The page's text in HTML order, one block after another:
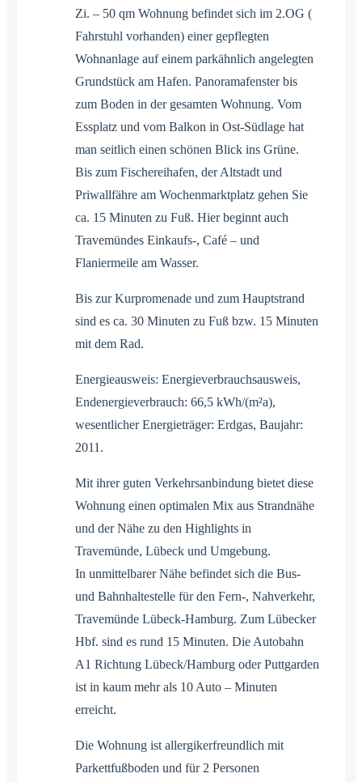
Zi. – 50 qm Wohnung befindet sich im 2.OG (
Fahrstuhl vorhanden) einer gepflegten
Wohnanlage auf einem parkähnlich angelegten
Grundstück am Hafen. Panoramafenster bis
zum Boden in der gesamten Wohnung. Vom
Essplatz und vom Balkon in Ost-Südlage hat
man seitlich einen schönen Blick ins Grüne.
Bis zum Fischereihafen, der Altstadt und
Priwallfähre am Wochenmarktplatz gehen Sie
ca. 15 Minuten zu Fuß. Hier beginnt auch
Travemündes Einkaufs-, Café – und
Flaniermeile am Wasser.
Bis zur Kurpromenade und zum Hauptstrand
sind es ca. 30 Minuten zu Fuß bzw. 15 Minuten
mit dem Rad.
Energieausweis: Energieverbrauchsausweis,
Endenergieverbrauch: 66,5 kWh/(m²a),
wesentlicher Energieträger: Erdgas, Baujahr:
2011.
Mit ihrer guten Verkehrsanbindung bietet diese
Wohnung einen optimalen Mix aus Strandnähe
und der Nähe zu den Highlights in
Travemünde, Lübeck und Umgebung.
In unmittelbarer Nähe befindet sich die Bus-
und Bahnhaltestelle für den Fern-, Nahverkehr,
Travemünde Lübeck-Hamburg. Zum Lübecker
Hbf. sind es rund 15 Minuten. Die Autobahn
A1 Richtung Lübeck/Hamburg oder Puttgarden
ist in kaum mehr als 10 Auto – Minuten
erreicht.
Die Wohnung ist allergikerfreundlich mit
Parkettfußboden und für 2 Personen